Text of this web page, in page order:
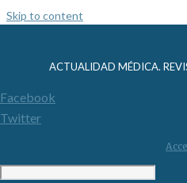
Skip to content
ACTUALIDAD MÉDICA.
Facebook
Twitter